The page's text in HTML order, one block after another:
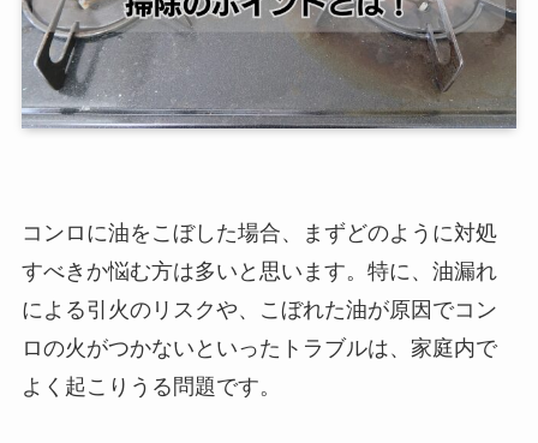
コンロに油をこぼした場合、まずどのように対処
すべきか悩む方は多いと思います。特に、油漏れ
による引火のリスクや、こぼれた油が原因でコン
ロの火がつかないといったトラブルは、家庭内で
よく起こりうる問題です。